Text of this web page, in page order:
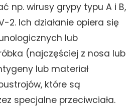
np. wirusy grypy typu A i B,
2. Ich działanie opiera się
lub
(najczęściej z nosa lub
lub materiał
które są
specjalne przeciwciała.